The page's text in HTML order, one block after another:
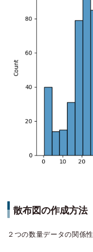
散布図の作成方法
２つの数量データの関係